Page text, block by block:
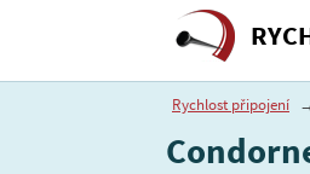
Rychlost připojení